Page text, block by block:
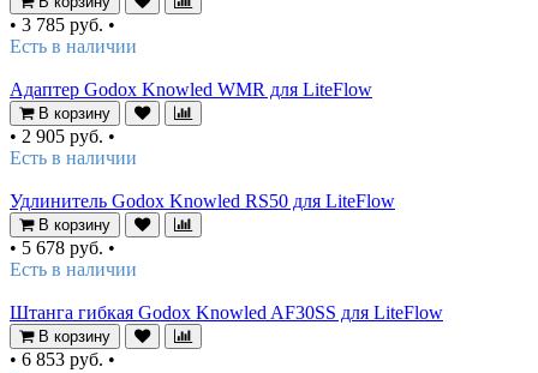
• 3 785 руб. •
Есть в наличии
Адаптер Godox Knowled WMR для LiteFlow
В корзину
• 2 905 руб. •
Есть в наличии
Удлинитель Godox Knowled RS50 для LiteFlow
В корзину
• 5 678 руб. •
Есть в наличии
Штанга гибкая Godox Knowled AF30SS для LiteFlow
В корзину
• 6 853 руб. •